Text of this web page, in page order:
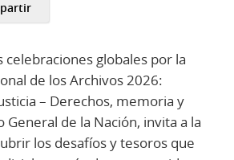
celebraciones globales por la
de los Archivos 2026:
– Derechos, memoria y
General de la Nación, invita a la
los desafíos y tesoros que